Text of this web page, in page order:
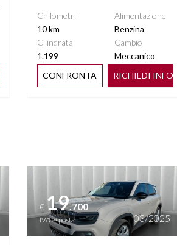
VOLANTE MULTIFUNZIONE
Chilometri
10 km
Alimentazione
Benzina
Cilindrata
1.199
Cambio
Meccanico
CONFRONTA
RICHIEDI INFO
Vedi dettagli
€19.700
IVA esposta 03/2025